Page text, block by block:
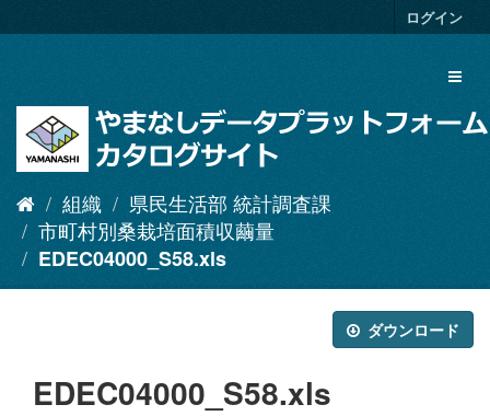
キ
ログイン
組織
県民生活部 統計調査課
市町村別桑栽培面積収繭量
EDEC04000_S58.xls
ダウンロード
EDEC04000_S58.xls